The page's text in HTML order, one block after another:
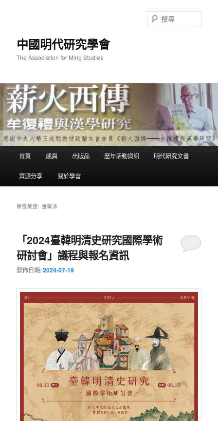
中國明代研究學會
The Association for Ming Studies
尋
首頁 成員 出版品 歷年活動資訊 明代研究文書
資源分享 關於學會
標籤彙整:金晙永
「2024臺韓明清史研究國際學術
研討會」議程與報名資訊
發佈日期:2024-07-19